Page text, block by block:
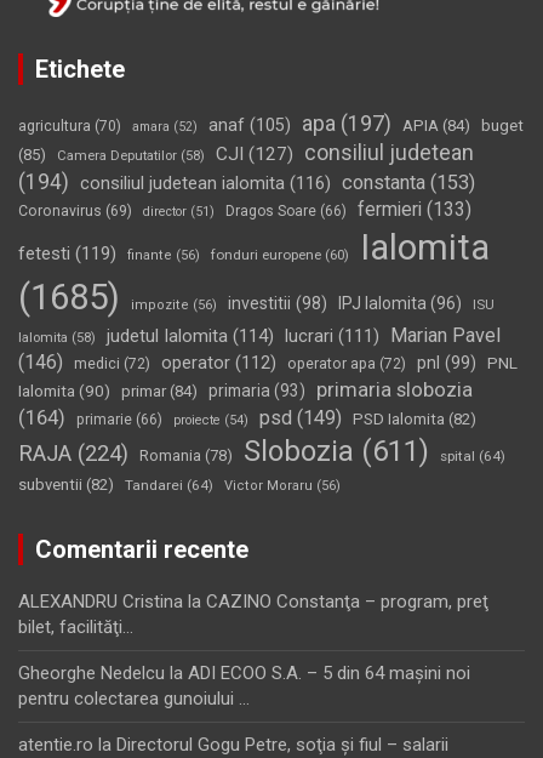
Etichete
agricultura (70) amara (52) anaf (105) apa (197) APIA (84)
buget
(85)
Camera Deputatilor (58) CJI (127)
consiliul judetean
(194) consiliul judetean ialomita (116) constanta (153)
Coronavirus (69) director (51) Dragos Soare (66) fermieri (133)
fetesti (119) finante (56) fonduri europene (60)
Ialomita
(1685)
impozite (56) investitii (98) IPJ Ialomita (96) ISU
Ialomita (58) judetul Ialomita (114) lucrari (111)
Marian Pavel
(146)
medici (72) operator (112) operator apa (72) pnl (99)
PNL
Ialomita (90) primar(84) primaria (93)
primaria slobozia
(164)
primarie (66) proiecte (54) psd (149) PSD Ialomita (82)
RAJA (224) Romania (78) Slobozia (611) spital (64)
subventii (82) Tandarei (64) Victor Moraru (56)
Comentarii recente
ALEXANDRU Cristina la CAZINO Constanţa – program, preţ
bilet, facilităţi…
Gheorghe Nedelcu la ADI ECOO S.A. – 5 din 64 maşini noi
pentru colectarea gunoiului …
atentie.ro la Directorul Gogu Petre, soţia şi fiul – salarii